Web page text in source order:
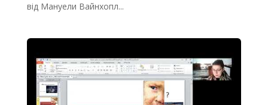
від Мануели Вайнхопл...